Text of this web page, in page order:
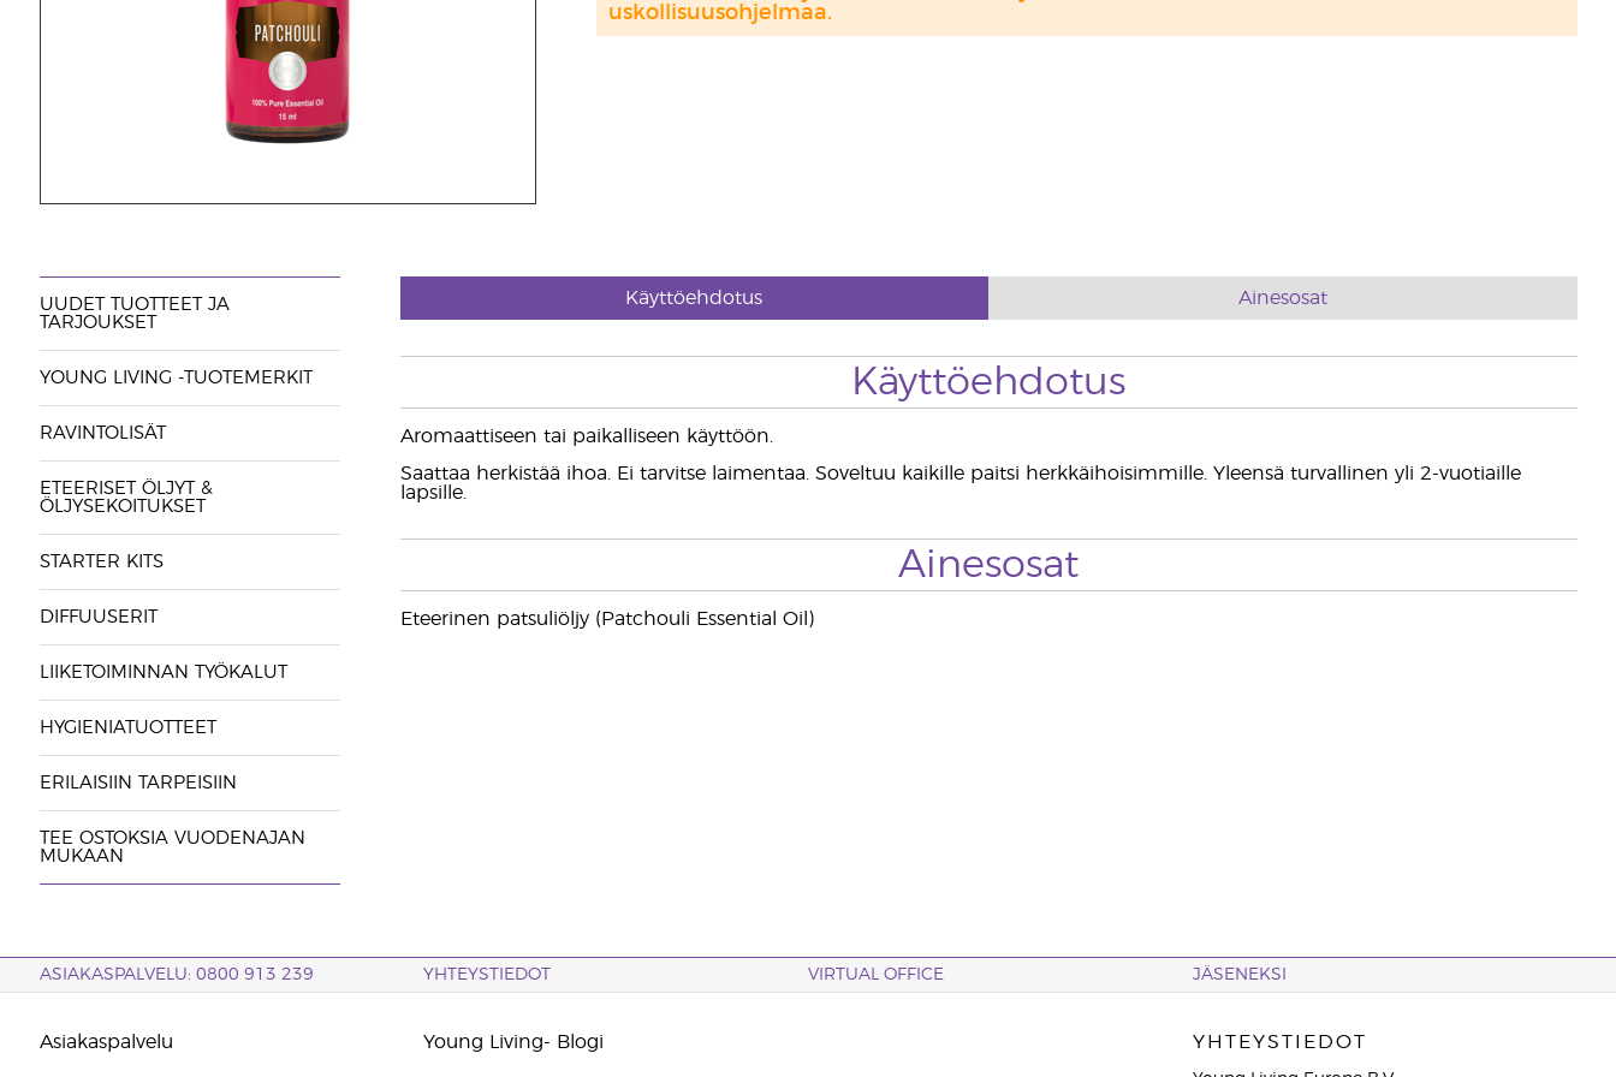
uskollisuusohjelmaa.
UUDET TUOTTEET JA
TARJOUKSET
YOUNG LIVING -TUOTEMERKIT
RAVINTOLISÄT
ETEERISET ÖLJYT &
ÖLJYSEKOITUKSET
STARTER KITS
DIFFUUSERIT
LIIKETOIMINNAN TYÖKALUT
HYGIENIATUOTTEET
ERILAISIIN TARPEISIIN
TEE OSTOKSIA VUODENAJAN
MUKAAN
Käyttöehdotus Ainesosat
Käyttöehdotus
Aromaattiseen tai paikalliseen käyttöön.
Saattaa herkistää ihoa. Ei tarvitse laimentaa. Soveltuu kaikille paitsi herkkäihoisimmille. Yleensä turvallinen yli 2-vuotiaille
lapsille.
Ainesosat
Eteerinen patsuliöljy (Patchouli Essential Oil)
ASIAKASPALVELU: 0800 913 239 YHTEYSTIEDOT VIRTUAL OFFICE JÄSENEKSI
Asiakaspalvelu Young Living- Blogi YHTEYSTIEDOT